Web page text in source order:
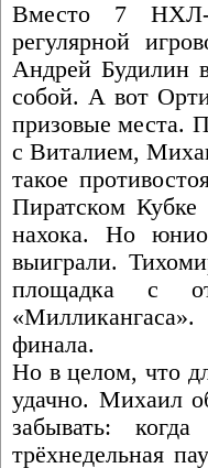
Вместо 7 НХЛ-
регулярной
Андрей Будилин
собой. А вот
призовые места.
с Виталием,
такое
Пиратском Кубке
нахока. Но
выиграли.
площадка с
финала.
Но в целом, что
удачно. Михаил
забывать:
трёхнедельная